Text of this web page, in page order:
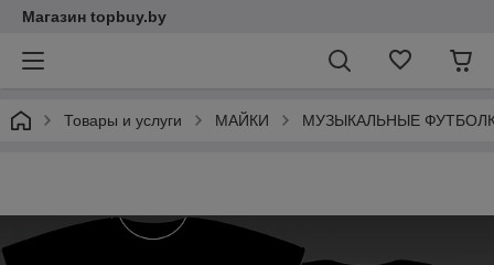
Магазин topbuy.by
Товары и услуги МАЙКИ МУЗЫКАЛЬНЫЕ